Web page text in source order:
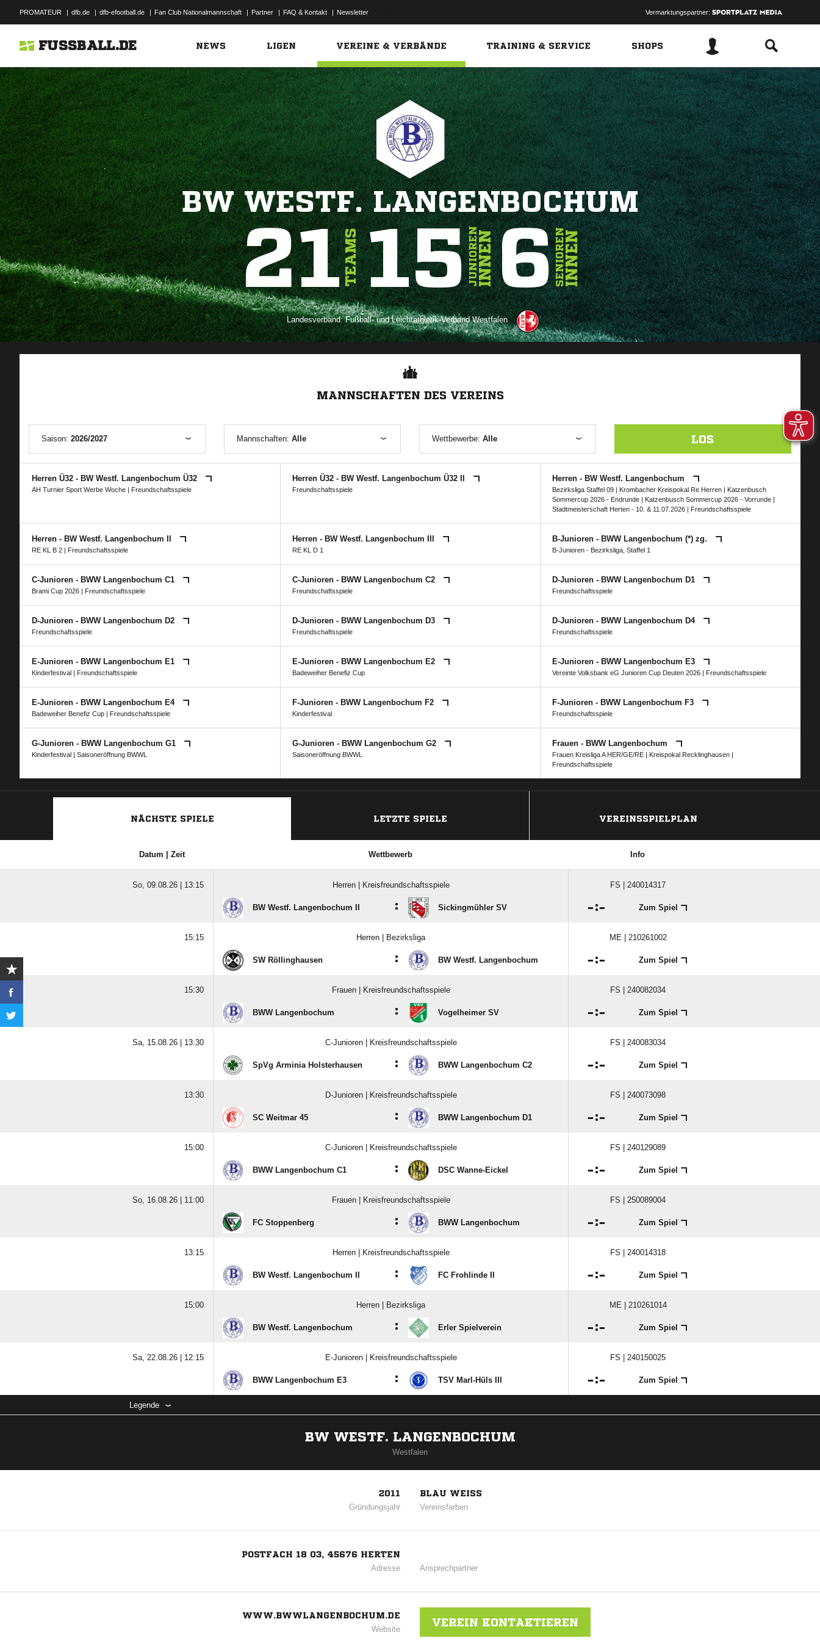
PROMATEUR | dfb.de | dfb-efootball.de | Fan Club Nationalmannschaft | Partner | FAQ & Kontakt | Newsletter Vermarktungspartner:
FUSSBALL.DE NEWS LIGEN VEREINE & VERBÄNDE TRAINING & SERVICE SHOPS
BW WESTF. LANGENBOCHUM
21TEAMS15JUNIORENINNEN6SENIORENINNEN
Landesverband:Fußball- und Leichtathletik-Verband Westfalen
MANNSCHAFTEN DES VEREINS
Saison: 2026/2027 Mannschaften: Alle Wettbewerbe: Alle LOS
Herren Ü32 - BW Westf. Langenbochum Ü32
AH Turnier Sport Werbe Woche | Freundschaftsspiele
Herren Ü32 - BW Westf. Langenbochum Ü32 II
Freundschaftsspiele
Herren - BW Westf. Langenbochum
Bezirksliga Staffel 09 | Krombacher Kreispokal Re Herren | Katzenbusch
Sommercup 2026 - Endrunde | Katzenbusch Sommercup 2026 - Vorrunde |
Stadtmeisterschaft Herten - 10. & 11.07.2026 | Freundschaftsspiele
Herren - BW Westf. Langenbochum II
RE KL B 2 | Freundschaftsspiele
Herren - BW Westf. Langenbochum III
RE KL D 1
B-Junioren - BWW Langenbochum (*) zg.
B-Junioren - Bezirksliga, Staffel 1
C-Junioren - BWW Langenbochum C1
Brami Cup 2026 | Freundschaftsspiele
C-Junioren - BWW Langenbochum C2
Freundschaftsspiele
D-Junioren - BWW Langenbochum D1
Freundschaftsspiele
D-Junioren - BWW Langenbochum D2
Freundschaftsspiele
D-Junioren - BWW Langenbochum D3
Freundschaftsspiele
D-Junioren - BWW Langenbochum D4
Freundschaftsspiele
E-Junioren - BWW Langenbochum E1
Kinderfestival | Freundschaftsspiele
E-Junioren - BWW Langenbochum E2
Badeweiher Benefiz Cup
E-Junioren - BWW Langenbochum E3
Vereinte Volksbank eG Junioren Cup Deuten 2026 | Freundschaftsspiele
E-Junioren - BWW Langenbochum E4
Badeweiher Benefiz Cup | Freundschaftsspiele
F-Junioren - BWW Langenbochum F2
Kinderfestival
F-Junioren - BWW Langenbochum F3
Freundschaftsspiele
G-Junioren - BWW Langenbochum G1
Kinderfestival | Saisoneröffnung BWWL
G-Junioren - BWW Langenbochum G2
Saisoneröffnung BWWL
Frauen - BWW Langenbochum
Frauen Kreisliga A HER/GE/RE | Kreispokal Recklinghausen |
Freundschaftsspiele
NÄCHSTE SPIELE LETZTE SPIELE VEREINSSPIELPLAN
Datum | Zeit Wettbewerb Info
So, 09.08.26 | 13:15 Herren | Kreisfreundschaftsspiele FS | 240014317
BW Westf. Langenbochum II : Sickingmühler SV : Zum Spiel
15:15 Herren | Bezirksliga ME | 210261002
SW Röllinghausen : BW Westf. Langenbochum : Zum Spiel
15:30 Frauen | Kreisfreundschaftsspiele FS | 240082034
BWW Langenbochum : Vogelheimer SV : Zum Spiel
Sa, 15.08.26 | 13:30 C-Junioren | Kreisfreundschaftsspiele FS | 240083034
SpVg Arminia Holsterhausen : BWW Langenbochum C2 : Zum Spiel
13:30 D-Junioren | Kreisfreundschaftsspiele FS | 240073098
SC Weitmar 45 : BWW Langenbochum D1 : Zum Spiel
15:00 C-Junioren | Kreisfreundschaftsspiele FS | 240129089
BWW Langenbochum C1 : DSC Wanne-Eickel : Zum Spiel
So, 16.08.26 | 11:00 Frauen | Kreisfreundschaftsspiele FS | 250089004
FC Stoppenberg : BWW Langenbochum : Zum Spiel
13:15 Herren | Kreisfreundschaftsspiele FS | 240014318
BW Westf. Langenbochum II : FC Frohlinde II : Zum Spiel
15:00 Herren | Bezirksliga ME | 210261014
BW Westf. Langenbochum : Erler Spielverein : Zum Spiel
Sa, 22.08.26 | 12:15 E-Junioren | Kreisfreundschaftsspiele FS | 240150025
BWW Langenbochum E3 : TSV Marl-Hüls III : Zum Spiel
Legende
BW WESTF. LANGENBOCHUM
Westfalen
2011
Gründungsjahr
BLAU WEISS
Vereinsfarben
POSTFACH 18 03, 45676 HERTEN
Adresse Ansprechpartner
WWW.BWWLANGENBOCHUM.DE
Website
VEREIN KONTAKTIEREN